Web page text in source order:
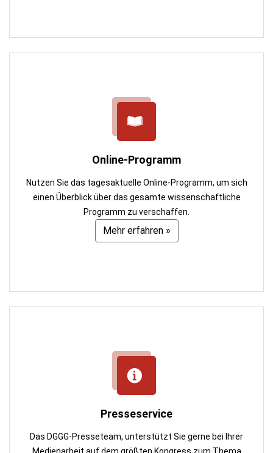
Online-Programm
Nutzen Sie das tagesaktuelle Online-Programm, um sich
einen Überblick über das gesamte wissenschaftliche
Programm zu verschaffen.
Mehr erfahren »
Presseservice
Das DGGG-Presseteam, unterstützt Sie gerne bei Ihrer